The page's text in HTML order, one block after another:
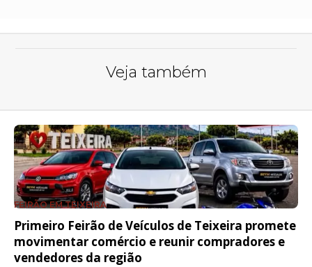
Veja também
FEIRÃO EM TEIXEIRA
Primeiro Feirão de Veículos de Teixeira promete
movimentar comércio e reunir compradores e
vendedores da região